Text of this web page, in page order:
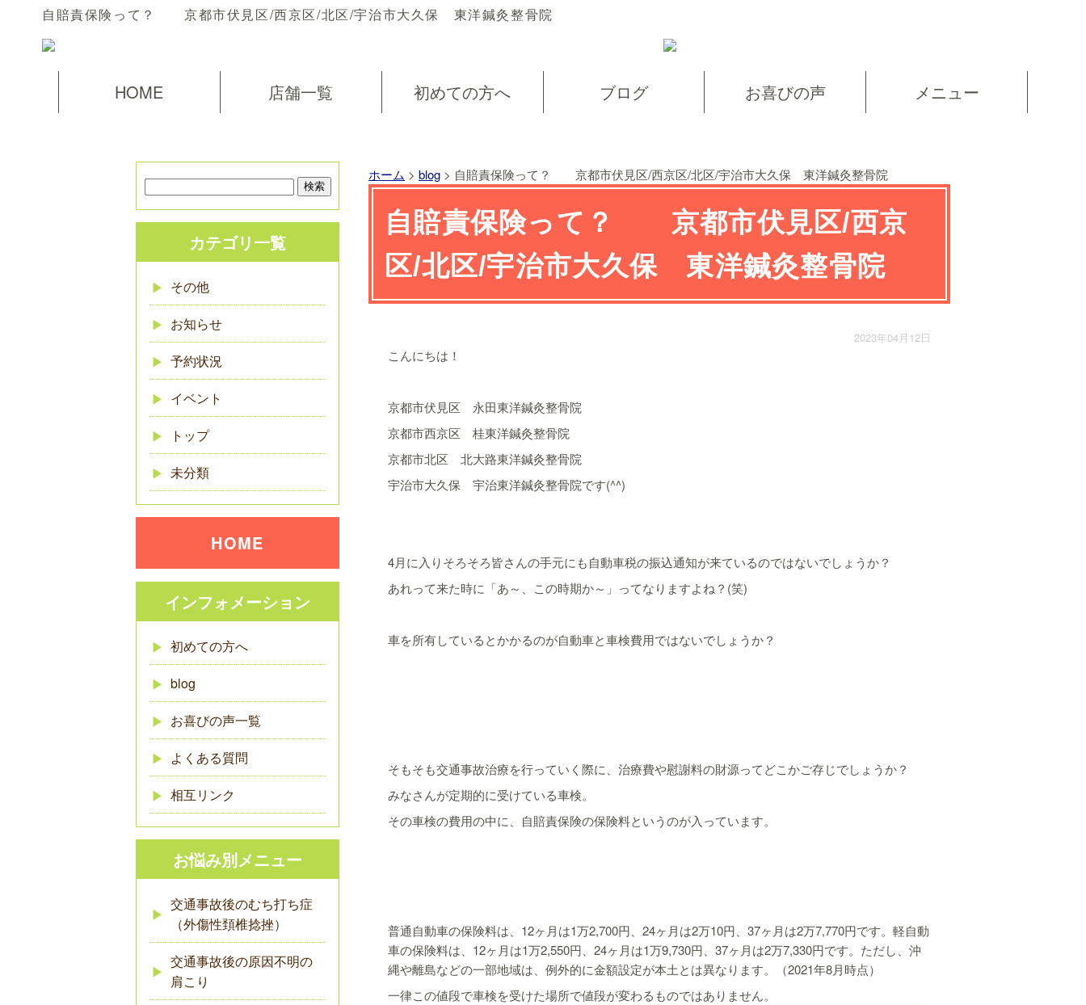
自賠責保険って？ 京都市伏見区/西京区/北区/宇治市大久保 東洋鍼灸整骨院
HOME 店舗一覧 初めての方へ ブログ お喜びの声 メニュー
ホーム > blog > 自賠責保険って？ 京都市伏見区/西京区/北区/宇治市大久保 東洋鍼灸整骨院
自賠責保険って？ 京都市伏見区/西京
区/北区/宇治市大久保 東洋鍼灸整骨院
2023年04月12日
こんにちは！
京都市伏見区 永田東洋鍼灸整骨院
京都市西京区 桂東洋鍼灸整骨院
京都市北区 北大路東洋鍼灸整骨院
宇治市大久保 宇治東洋鍼灸整骨院です(^^)
4月に入りそろそろ皆さんの手元にも自動車税の振込通知が来ているのではないでしょうか？
あれって来た時に「あ～、この時期か～」ってなりますよね？(笑)
車を所有しているとかかるのが自動車と車検費用ではないでしょうか？
そもそも交通事故治療を行っていく際に、治療費や慰謝料の財源ってどこかご存じでしょうか？
みなさんが定期的に受けている車検。
その車検の費用の中に、自賠責保険の保険料というのが入っています。
普通自動車の保険料は、12ヶ月は1万2,700円、24ヶ月は2万10円、37ヶ月は2万7,770円です。軽自動
車の保険料は、12ヶ月は1万2,550円、24ヶ月は1万9,730円、37ヶ月は2万7,330円です。ただし、沖
縄や離島などの一部地域は、例外的に金額設定が本土とは異なります。（2021年8月時点）
一律この値段で車検を受けた場所で値段が変わるものではありません。
カテゴリ一覧
その他
お知らせ
予約状況
イベント
トップ
未分類
HOME
インフォメーション
初めての方へ
blog
お喜びの声一覧
よくある質問
相互リンク
お悩み別メニュー
交通事故後のむち打ち症
（外傷性頚椎捻挫）
交通事故後の原因不明の
肩こり